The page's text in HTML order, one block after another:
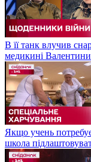
В її танк влучив
медикині
Якщо учень
школа